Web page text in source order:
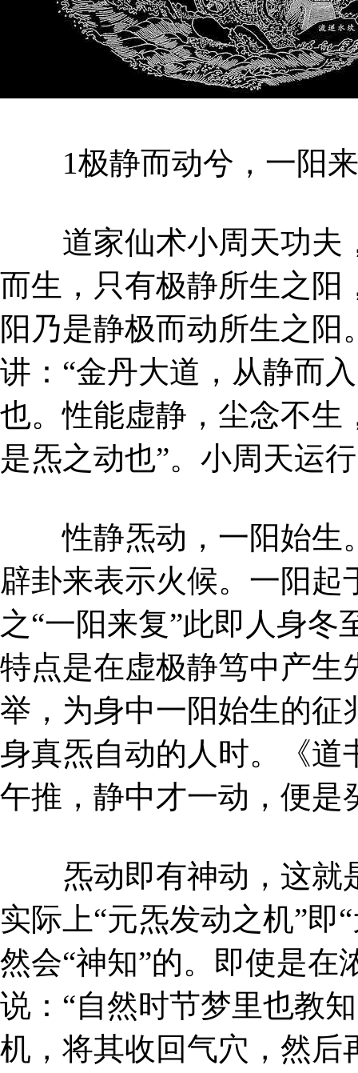
1极静而动兮，一阳来
道家仙术小周天功夫
而生，只有极静所生之阳
阳乃是静极而动所生之
讲：“金丹大道，从静而
也。性能虚静，尘念不生
是炁之动也”。小周天运
性静炁动，一阳始生
辟卦来表示火候。一阳
之“一阳来复”此即人身冬
特点是在虚极静笃中产生
举，为身中一阳始生的征
身真炁自动的人时。《道
午推，静中才一动，便是
炁动即有神动，这就
实际上“元炁发动之机”即
然会“神知”的。即使是在
说：“自然时节梦里也教
机，将其收回气穴，然后